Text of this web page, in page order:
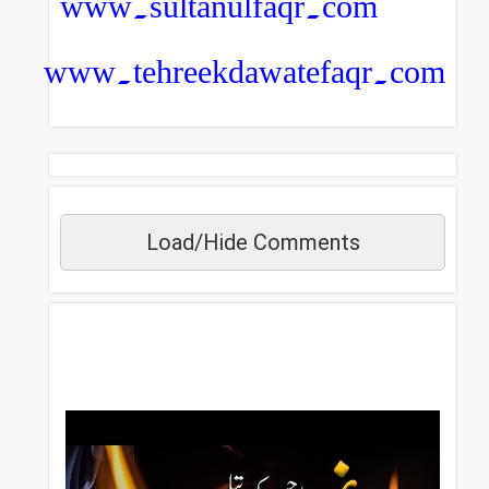
www.sultanulfaqr.com
www.tehreekdawatefaqr.com
Load/Hide Comments